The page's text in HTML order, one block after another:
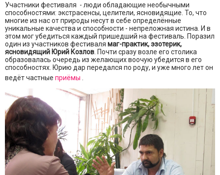
Участники фестиваля - люди обладающие необычными
способностями: экстрасенсы, целители, ясновидящие. То, что
многие из нас от природы несут в себе определённые
уникальные качества и способности - непреложная истина. И в
этом мог убедиться каждый пришедший на фестиваль. Поразил
один из участников фестиваля маг-практик, эзотерик,
ясновидящий Юрий Козлов . Почти сразу возле его столика
образовалась очередь из желающих воочую убедится в его
способностях. Юрию дар передался по роду, и уже много лет он
ведёт частные приёмы